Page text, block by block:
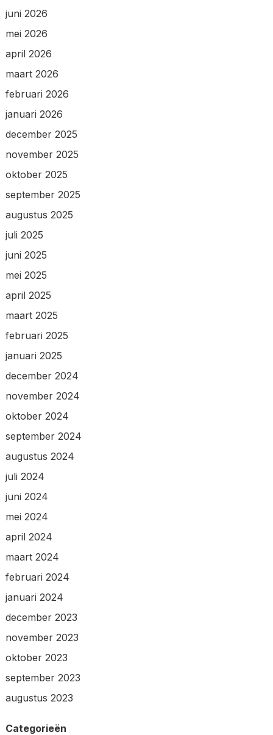
juni 2026
mei 2026
april 2026
maart 2026
februari 2026
januari 2026
december 2025
november 2025
oktober 2025
september 2025
augustus 2025
juli 2025
juni 2025
mei 2025
april 2025
maart 2025
februari 2025
januari 2025
december 2024
november 2024
oktober 2024
september 2024
augustus 2024
juli 2024
juni 2024
mei 2024
april 2024
maart 2024
februari 2024
januari 2024
december 2023
november 2023
oktober 2023
september 2023
augustus 2023
Categorieën